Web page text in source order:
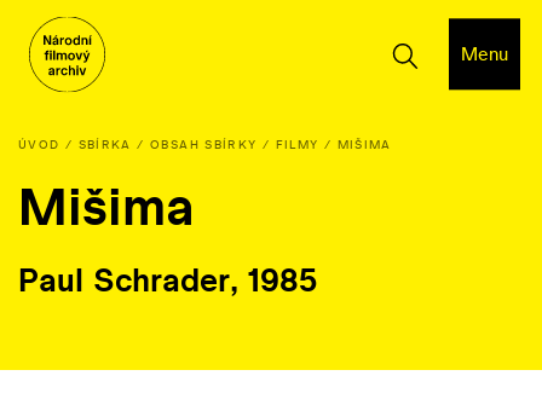
Menu
ÚVOD SBÍRKA OBSAH SBÍRKY FILMY MIŠIMA
Mišima
Paul Schrader, 1985